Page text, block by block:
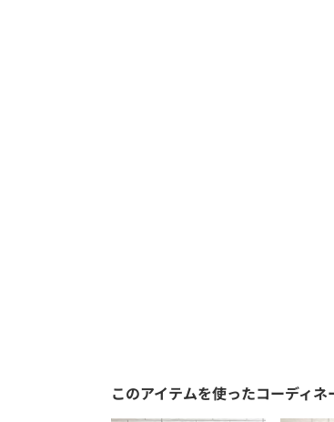
このアイテムを使ったコーディネ